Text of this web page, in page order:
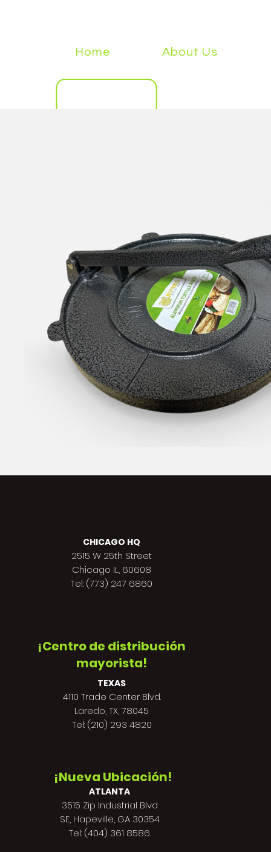
Home About Us
CHICAGO HQ
2515 W 25th Street
Chicago IL, 60608
Tel: (773) 247 6860
¡Centro de distribución
mayorista!
TEXAS
4110 Trade Center Blvd.
Laredo, TX, 78045
Tel: (210) 293 4820
¡Nueva Ubicación!
ATLANTA
3515 Zip Industrial Blvd
SE, Hapeville, GA 30354
Tel: (404) 361 8586